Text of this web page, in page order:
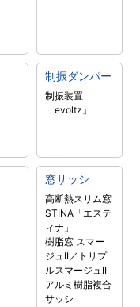
制振ダンパー
制振装置
「evoltz」
窓サッシ
高断熱スリム窓
STINA「エステ
ィナ」
樹脂窓 スマー
ジュII／トリプ
ルスマージュII
アルミ樹脂複合
サッシ